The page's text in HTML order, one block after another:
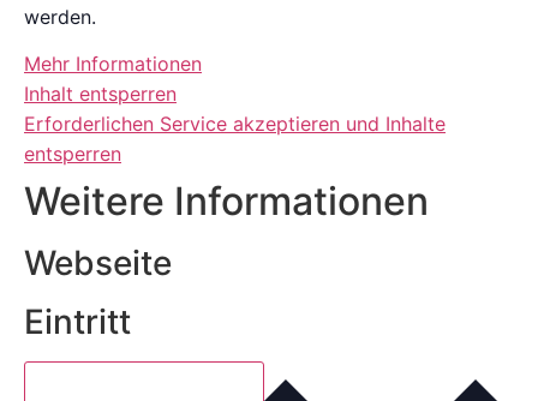
werden.
Mehr Informationen
Inhalt entsperren
Erforderlichen Service akzeptieren und Inhalte
entsperren
Weitere Informationen
Webseite
Eintritt